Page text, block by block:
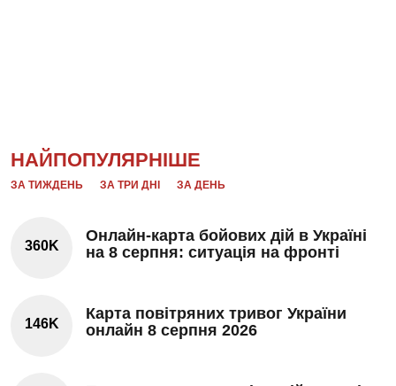
НАЙПОПУЛЯРНІШЕ
ЗА ТИЖДЕНЬ ЗА ТРИ ДНІ ЗА ДЕНЬ
360K
Онлайн-карта бойових дій в Україні
на 8 серпня: ситуація на фронті
146K
Карта повітряних тривог України
онлайн 8 серпня 2026